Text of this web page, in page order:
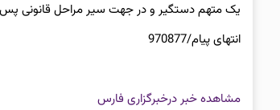
یک متهم دستگیر و در جهت سیر مراحل قانونی
انتهای پیام/970877
مشاهده خبر درخبرگزاری فارس